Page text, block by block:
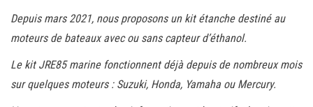
Depuis mars 2021, nous proposons un kit étanche destiné au
moteurs de bateaux avec ou sans capteur d’éthanol.
Le kit JRE85 marine fonctionnent déjà depuis de nombreux mois
sur quelques moteurs : Suzuki, Honda, Yamaha ou Mercury.